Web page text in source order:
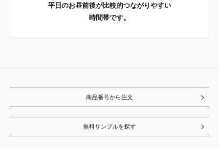
平日のお昼前後が比較的つながりやすい
時間帯です。
商品番号から注文
無料サンプルを探す